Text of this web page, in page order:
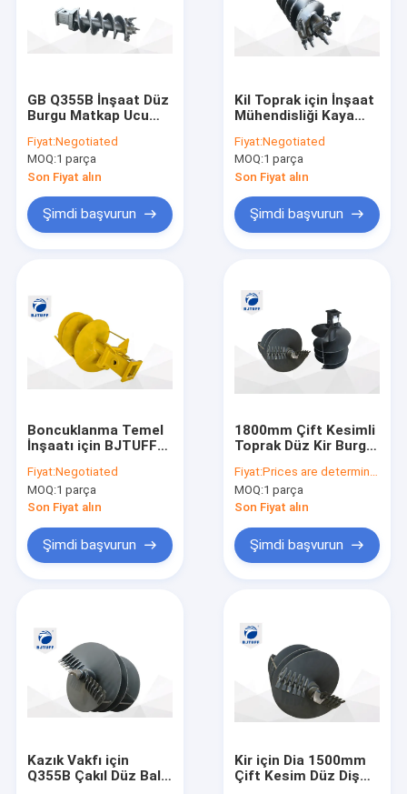
Ürünler
Hakkımızda
Bize ulaşın
GB Q355B İnşaat Düz
Burgu Matkap Ucu
Uçuş
Fiyat:Negotiated
MOQ:1 parça
Son Fiyat alın
Şimdi başvurun
Kil Toprak için İnşaat
Mühendisliği Kaya
Diş Burgu
Fiyat:Negotiated
MOQ:1 parça
Son Fiyat alın
Şimdi başvurun
Boncuklanma Temel
İnşaatı için BJTUFF
Sondaj Burgu
Makinesi
Fiyat:Negotiated
MOQ:1 parça
Son Fiyat alın
Şimdi başvurun
1800mm Çift Kesimli
Toprak Düz Kir Burgu
Sondaj Rig Yedek
Parçaları
Fiyat:Prices are determined by quantity and model of product
MOQ:1 parça
Son Fiyat alın
Şimdi başvurun
Kazık Vakfı için
Q355B Çakıl Düz Balık
Kir için Dia 1500mm
Çift Kesim Düz Diş